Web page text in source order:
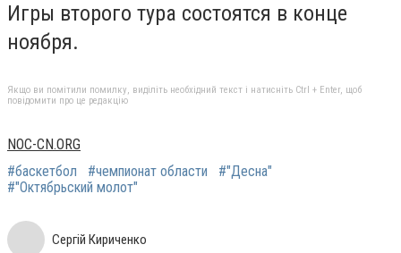
Игры второго тура состоятся в конце
ноября.
Якщо ви помітили помилку, виділіть необхідний текст і натисніть Ctrl + Enter, щоб
повідомити про це редакцію
NOC-CN.ORG
#баскетбол
#чемпионат области
#"Десна"
#"Октябрьский молот"
Сергій Кириченко